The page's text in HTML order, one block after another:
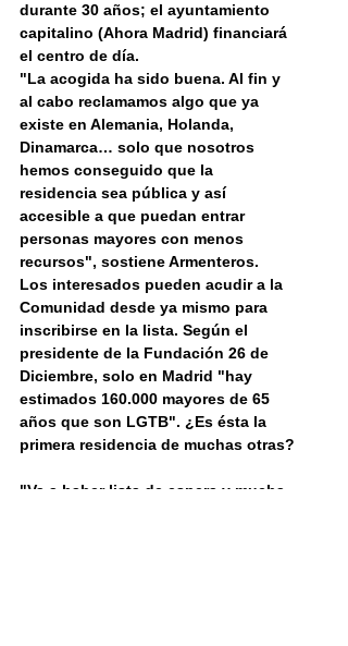
durante 30 años; el ayuntamiento
capitalino (Ahora Madrid) financiará
el centro de día.
"La acogida ha sido buena. Al fin y
al cabo reclamamos algo que ya
existe en Alemania, Holanda,
Dinamarca… solo que nosotros
hemos conseguido que la
residencia sea pública y así
accesible a que puedan entrar
personas mayores con menos
recursos", sostiene Armenteros.
Los interesados pueden acudir a la
Comunidad desde ya mismo para
inscribirse en la lista. Según el
presidente de la Fundación 26 de
Diciembre, solo en Madrid "hay
estimados 160.000 mayores de 65
años que son LGTB". ¿Es ésta la
primera residencia de muchas otras?
"Va a haber lista de espera y mucha.